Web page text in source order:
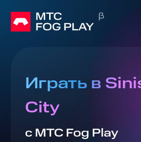
Играть в
City
с МТС Fog Play